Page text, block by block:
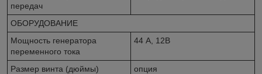
передач
ОБОРУДОВАНИЕ
Мощность генератора
переменного тока
44 А, 12В
Размер винта (дюймы)
опция